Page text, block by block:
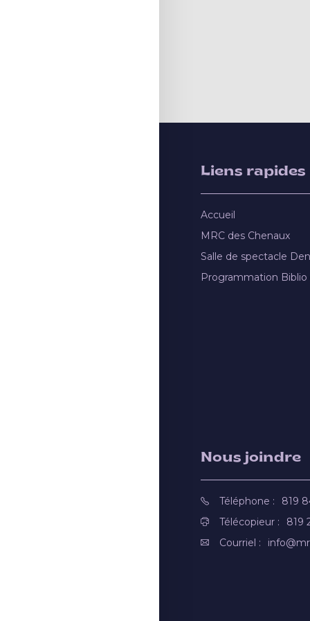
Liens rapides
Accueil
MRC des Chenaux
Salle de spectacle
Programmation Biblio
Nous joindre
Téléphone :
819
Télécopieur :
819
Courriel :